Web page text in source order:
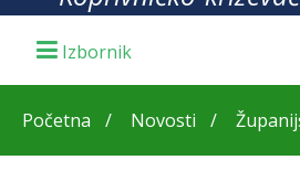
Početna Novosti